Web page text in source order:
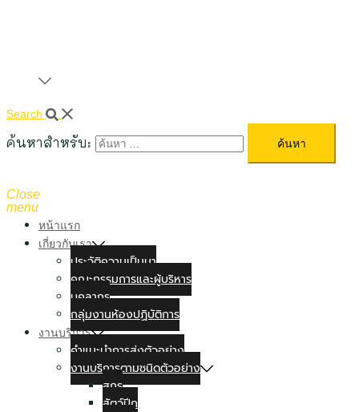
Search
ค้นหาสำหรับ:
Close
menu
หน้าแรก
เกี่ยวกับเรา
ประวัติความเป็นมา
คณะกรรมการและผู้บริหาร
บุคลากร
กลุ่มงานห้องปฏิบัติการ
งานบริการ
คำแนะนำการส่งตัวอย่าง
งานบริการตามชนิดตัวอย่าง
สุกร
สัตว์ปีก